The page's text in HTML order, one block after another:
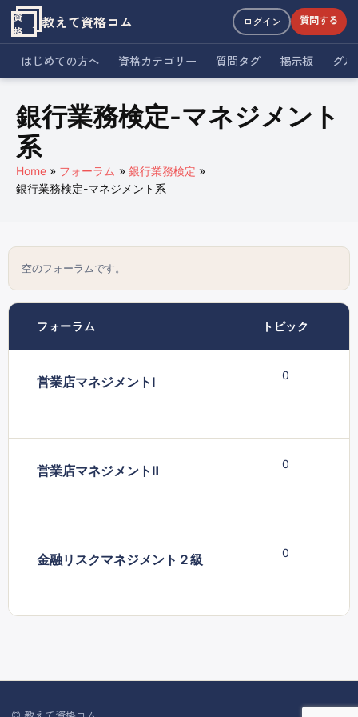
資
格
教えて資格コム ログイン 質問する
はじめての方へ 資格カテゴリー 質問タグ 掲示板 グ
銀行業務検定-マネジメント
系
Home フォーラム
銀行業務検定
銀行業務検定-マネジメント系
空のフォーラムです。
フォーラム トピック
営業店マネジメントⅠ 0
営業店マネジメントⅡ 0
金融リスクマネジメント２級 0